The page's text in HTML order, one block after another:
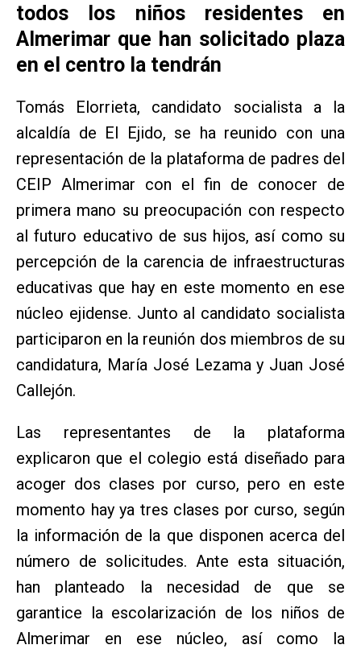
todos los niños residentes en
Almerimar que han solicitado plaza
en el centro la tendrán
Tomás Elorrieta, candidato socialista a la
alcaldía de El Ejido, se ha reunido con una
representación de la plataforma de padres del
CEIP Almerimar con el fin de conocer de
primera mano su preocupación con respecto
al futuro educativo de sus hijos, así como su
percepción de la carencia de infraestructuras
educativas que hay en este momento en ese
núcleo ejidense. Junto al candidato socialista
participaron en la reunión dos miembros de su
candidatura, María José Lezama y Juan José
Callejón.
Las representantes de la plataforma
explicaron que el colegio está diseñado para
acoger dos clases por curso, pero en este
momento hay ya tres clases por curso, según
la información de la que disponen acerca del
número de solicitudes. Ante esta situación,
han planteado la necesidad de que se
garantice la escolarización de los niños de
Almerimar en ese núcleo, así como la